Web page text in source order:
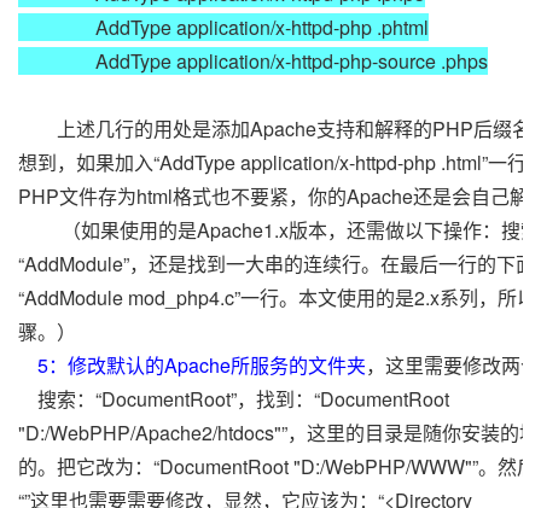
AddType application/x-httpd-php .phtml
AddType application/x-httpd-php-source .phps
上述几行的用处是添加Apache支持和解释的PHP后缀名
想到，如果加入“AddType application/x-httpd-php .html”一行
PHP文件存为html格式也不要紧，你的Apache还是会自己解
（如果使用的是Apache1.x版本，还需做以下操作：搜索
“AddModule”，还是找到一大串的连续行。在最后一行的下面
“AddModule mod_php4.c”一行。本文使用的是2.x系列，所
骤。）
5：修改默认的Apache所服务的文件夹，这里需要修改两
搜索：“DocumentRoot”，找到：“DocumentRoot
"D:/WebPHP/Apache2/htdocs"”，这里的目录是随你安装的
的。把它改为：“DocumentRoot "D:/WebPHP/WWW"”。然
“”这里也需要需要修改，显然，它应该为：“<Directory